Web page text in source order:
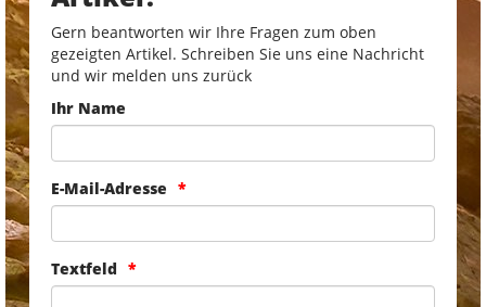
Gern beantworten wir Ihre Fragen zum oben
gezeigten Artikel. Schreiben Sie uns eine Nachricht
und wir melden uns zurück
Ihr Name
E-Mail-Adresse
Textfeld